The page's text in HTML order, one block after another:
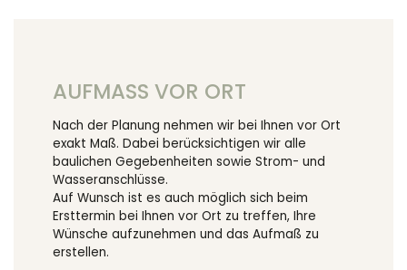
AUFMASS VOR ORT
Nach der Planung nehmen wir bei Ihnen vor Ort
exakt Maß. Dabei berücksichtigen wir alle
baulichen Gegebenheiten sowie Strom- und
Wasseranschlüsse.
Auf Wunsch ist es auch möglich sich beim
Ersttermin bei Ihnen vor Ort zu treffen, Ihre
Wünsche aufzunehmen und das Aufmaß zu
erstellen.